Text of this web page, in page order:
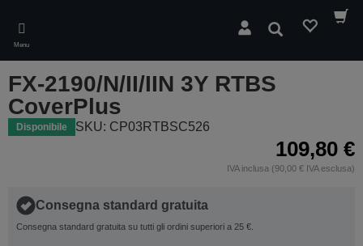
main
content
Menu
Cerca
FX-2190/N/II/IIN 3Y RTBS
CoverPlus
Disponibile SKU: CP03RTBSC526
109,80 €
IVA inclusa (90,00 € IVA esclusa)
Consegna standard gratuita
Consegna standard gratuita su tutti gli ordini superiori a 25 €.